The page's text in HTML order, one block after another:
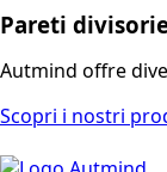
Pareti
Autmind offre
Scopri i nostri